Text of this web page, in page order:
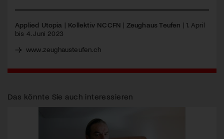
Applied Utopia | Kollektiv NCCFN | Zeughaus Teufen | 1. April
bis 4. Juni 2023
www.zeughausteufen.ch
Das könnte Sie auch interessieren